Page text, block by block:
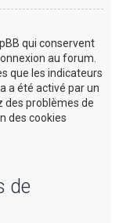
qui conservent
au forum.
que les indicateurs
a été activé par un
des problèmes de
des cookies
de